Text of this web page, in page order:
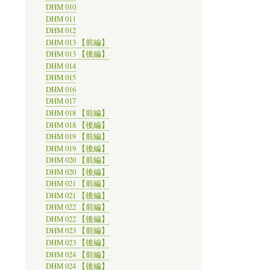
DHM 010
DHM 011
DHM 012
DHM 013 【前編】
DHM 013 【後編】
DHM 014
DHM 015
DHM 016
DHM 017
DHM 018 【前編】
DHM 018 【後編】
DHM 019 【前編】
DHM 019 【後編】
DHM 020 【前編】
DHM 020 【後編】
DHM 021 【前編】
DHM 021 【後編】
DHM 022 【前編】
DHM 022 【後編】
DHM 023 【前編】
DHM 023 【後編】
DHM 024 【前編】
DHM 024 【後編】